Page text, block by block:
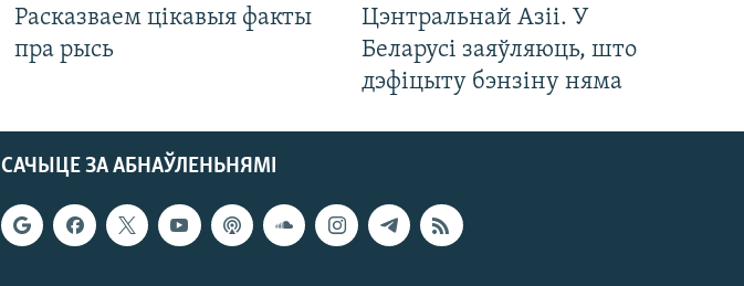
Расказваем цікавыя факты
пра рысь
Цэнтральнай Азіі. У
Беларусі заяўляюць, што
дэфіцыту бэнзіну няма
САЧЫЦЕ ЗА АБНАЎЛЕНЬНЯМІ